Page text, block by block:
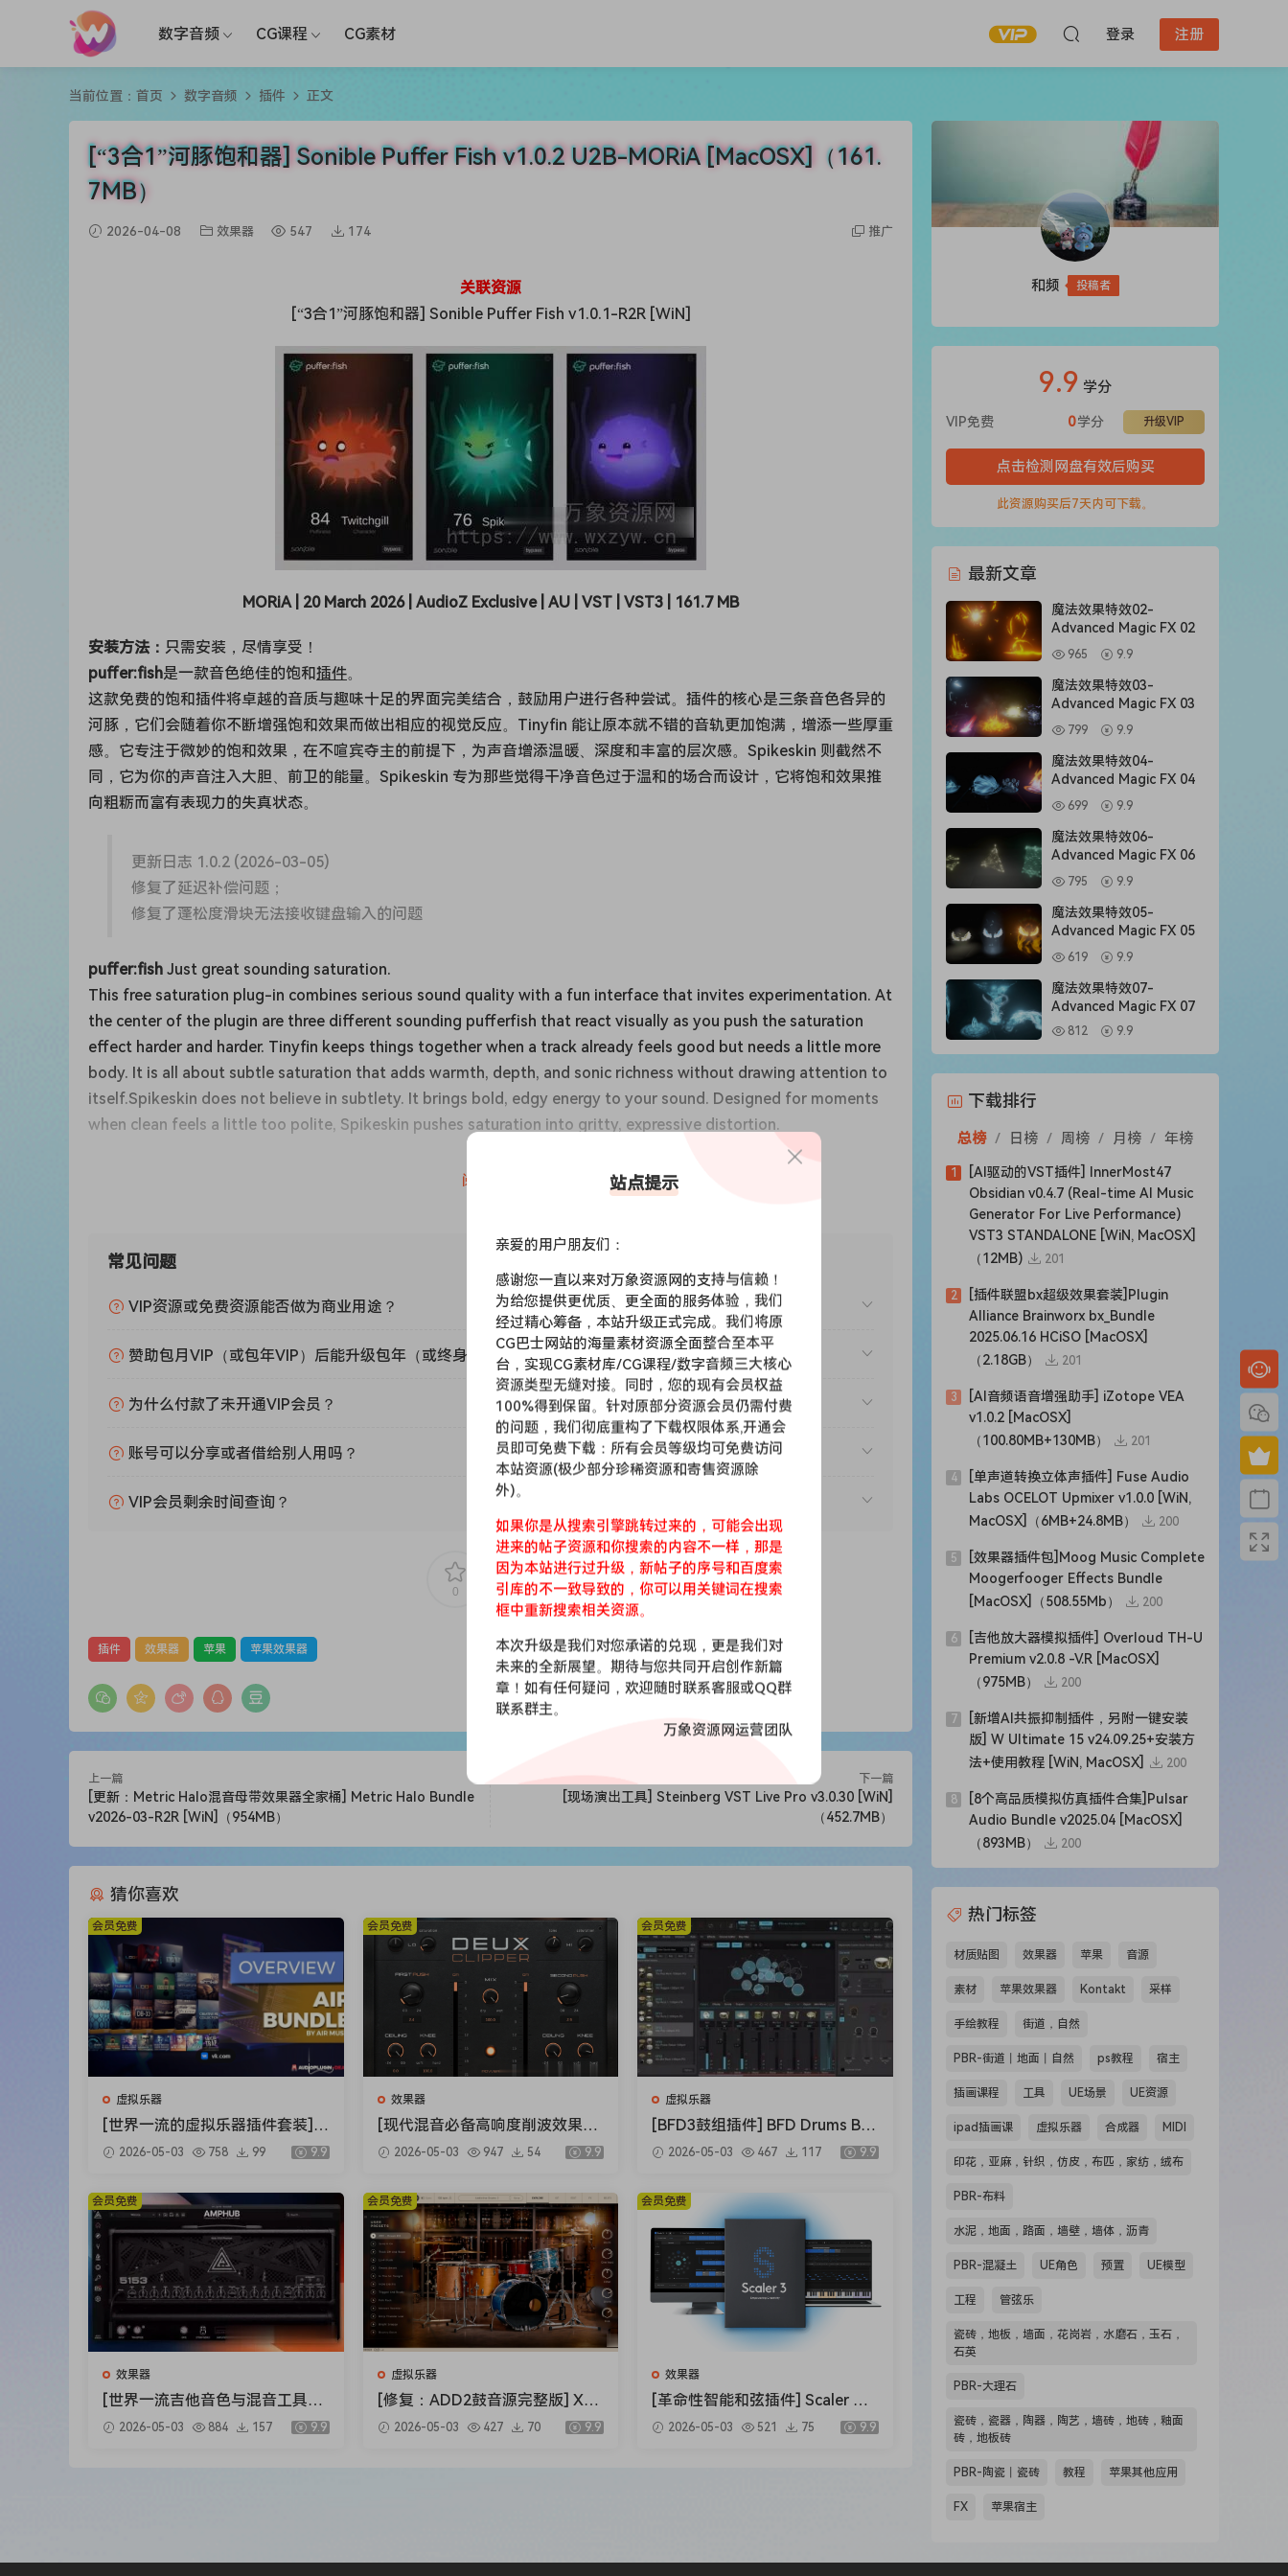
数字音频 CG课程 CG素材 登录 注册
当前位置： 首页 数字音频 插件 正文
[“3合1”河豚饱和器] Sonible Puffer Fish v1.0.2 U2B-MORiA [MacOSX]（161.
7MB）
2026-04-08 效果器 547 174 推广
关联资源
[“3合1”河豚饱和器] Sonible Puffer Fish v1.0.1-R2R [WiN]
MORiA | 20 March 2026 | AudioZ Exclusive | AU | VST | VST3 | 161.7 MB
安装方法： 只需安装，尽情享受！
puffer:fish是一款音色绝佳的饱和插件。
这款免费的饱和插件将卓越的音质与趣味十足的界面完美结合，鼓励用户进行各种尝试。插件的核心是三条音色各异的
河豚，它们会随着你不断增强饱和效果而做出相应的视觉反应。Tinyfin 能让原本就不错的音轨更加饱满，增添一些厚重
感。它专注于微妙的饱和效果，在不喧宾夺主的前提下，为声音增添温暖、深度和丰富的层次感。Spikeskin 则截然不
同，它为你的声音注入大胆、前卫的能量。Spikeskin 专为那些觉得干净音色过于温和的场合而设计，它将饱和效果推
向粗粝而富有表现力的失真状态。
更新日志 1.0.2 (2026-03-05)
修复了延迟补偿问题；
修复了蓬松度滑块无法接收键盘输入的问题
puffer:fish Just great sounding saturation.
This free saturation plug-in combines serious sound quality with a fun interface that invites experimentation. At
the center of the plugin are three different sounding pufferfish that react visually as you push the saturation
effect harder and harder. Tinyfin keeps things together when a track already feels good but needs a little more
body. It is all about subtle saturation that adds warmth, depth, and sonic richness without drawing attention to
itself.Spikeskin does not believe in subtlety. It brings bold, edgy energy to your sound. Designed for moments
when clean feels a little too polite, Spikeskin pushes saturation into gritty, expressive distortion.
阅读全文
常见问题
VIP资源或免费资源能否做为商业用途？
赞助包月VIP（或包年VIP）后能升级包年（或终身VIP）吗？
为什么付款了未开通VIP会员？
账号可以分享或者借给别人用吗？
VIP会员剩余时间查询？
0 0
插件 效果器 苹果 苹果效果器
上一篇
[更新：Metric Halo混音母带效果器全家桶] Metric Halo Bundle
v2026-03-R2R [WiN]（954MB）
下一篇
[现场演出工具] Steinberg VST Live Pro v3.0.30 [WiN]
（452.7MB）
猜你喜欢
虚拟乐器
[世界一流的虚拟乐器插件套装] A
IR Music Technology Instrumen
ts Bundle 2025-R2R [WiN]（5.9
2026-05-03 758 99 9.9
会员免费
效果器
[现代混音必备高响度削波效果插
件] Audioloom Maciel Audio De
ux Clipper v1.0.0 [WiN, MacOS
2026-05-03 947 54 9.9
会员免费
虚拟乐器
[BFD3鼓组插件] BFD Drums BF
D3 v3.5.0.49-R2R [WiN]（60.9M
B）
2026-05-03 467 117 9.9
会员免费
效果器
[世界一流吉他音色与混音工具全
套合集] STL Tones Bundle v202
6.04 [WiN, MacOSX]（1.48GB+
2026-05-03 884 157 9.9
会员免费
虚拟乐器
[修复：ADD2鼓音源完整版] XLN
Audio Addictive Drums 2 Comp
lete v2.9.0.4 FIXED ONLY-R2R
2026-05-03 427 70 9.9
会员免费
效果器
[革命性智能和弦插件] Scaler Mu
sic Scaler 3 v3.2.2 Regged-HCi
SO [MacOSX]（1.45GB）
2026-05-03 521 75 9.9
会员免费
和频 投稿者
9.9 学分
VIP免费 升级VIP
0学分
点击检测网盘有效后购买
此资源购买后7天内可下载。
最新文章
魔法效果特效02-
Advanced Magic FX 02
965 9.9
魔法效果特效03-
Advanced Magic FX 03
799 9.9
魔法效果特效04-
Advanced Magic FX 04
699 9.9
魔法效果特效06-
Advanced Magic FX 06
795 9.9
魔法效果特效05-
Advanced Magic FX 05
619 9.9
魔法效果特效07-
Advanced Magic FX 07
812 9.9
下载排行
总榜 / 日榜 / 周榜 / 月榜 / 年榜
1
[AI驱动的VST插件] InnerMost47
Obsidian v0.4.7 (Real-time AI Music
Generator For Live Performance)
VST3 STANDALONE [WiN, MacOSX]
（12MB)
201
2
[插件联盟bx超级效果套装]Plugin
Alliance Brainworx bx_Bundle
2025.06.16 HCiSO [MacOSX]
（2.18GB）
201
3
[AI音频语音增强助手] iZotope VEA
v1.0.2 [MacOSX]
（100.80MB+130MB）
201
4
[单声道转换立体声插件] Fuse Audio
Labs OCELOT Upmixer v1.0.0 [WiN,
MacOSX]（6MB+24.8MB）
200
5
[效果器插件包]Moog Music Complete
Moogerfooger Effects Bundle
[MacOSX]（508.55Mb）
200
6
[吉他放大器模拟插件] Overloud TH-U
Premium v2.0.8 -V.R [MacOSX]
（975MB）
200
7
[新增AI共振抑制插件，另附一键安装
版] W Ultimate 15 v24.09.25+安装方
法+使用教程 [WiN, MacOSX]
200
8
[8个高品质模拟仿真插件合集]Pulsar
Audio Bundle v2025.04 [MacOSX]
（893MB）
200
热门标签
材质贴图 效果器 苹果 音源
素材 苹果效果器 Kontakt 采样
手绘教程 街道，自然
PBR-街道丨地面丨自然 ps教程 宿主
插画课程 工具 UE场景 UE资源
ipad插画课 虚拟乐器 合成器 MIDI
印花，亚麻，针织，仿皮，布匹，家纺，绒布
PBR-布料
水泥，地面，路面，墙壁，墙体，沥青
PBR-混凝土 UE角色 预置 UE模型
工程 管弦乐
瓷砖，地板，墙面，花岗岩，水磨石，玉石，
石英
PBR-大理石
瓷砖，瓷器，陶器，陶艺，墙砖，地砖，釉面
砖，地板砖
PBR-陶瓷丨瓷砖 教程 苹果其他应用
FX 苹果宿主
站点提示
亲爱的用户朋友们：
感谢您一直以来对万象资源网的支持与信赖！
为给您提供更优质、更全面的服务体验，我们
经过精心筹备，本站升级正式完成。我们将原
CG巴士网站的海量素材资源全面整合至本平
台，实现CG素材库/CG课程/数字音频三大核心
资源类型无缝对接。同时，您的现有会员权益
100%得到保留。针对原部分资源会员仍需付费
的问题，我们彻底重构了下载权限体系,开通会
员即可免费下载：所有会员等级均可免费访问
本站资源(极少部分珍稀资源和寄售资源除
外)。
如果你是从搜索引擎跳转过来的，可能会出现
进来的帖子资源和你搜索的内容不一样，那是
因为本站进行过升级，新帖子的序号和百度索
引库的不一致导致的，你可以用关键词在搜索
框中重新搜索相关资源。
本次升级是我们对您承诺的兑现，更是我们对
未来的全新展望。期待与您共同开启创作新篇
章！如有任何疑问，欢迎随时联系客服或QQ群
联系群主。
万象资源网运营团队